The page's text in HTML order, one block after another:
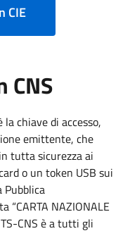
CIE
CNS
la chiave di accesso,
emittente, che
tutta sicurezza ai
o un token USB sui
Pubblica
NAZIONALE
CNS è a tutti gli